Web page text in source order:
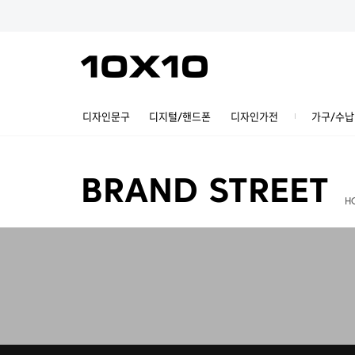
디자인문구 디지털/핸드폰 디자인가전 가구/수납
BRAND STREET